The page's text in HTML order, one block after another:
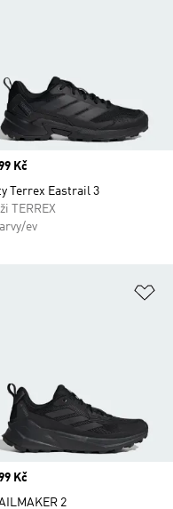
Kč
Terrex Eastrail 3
TERREX
ev
Kč
2